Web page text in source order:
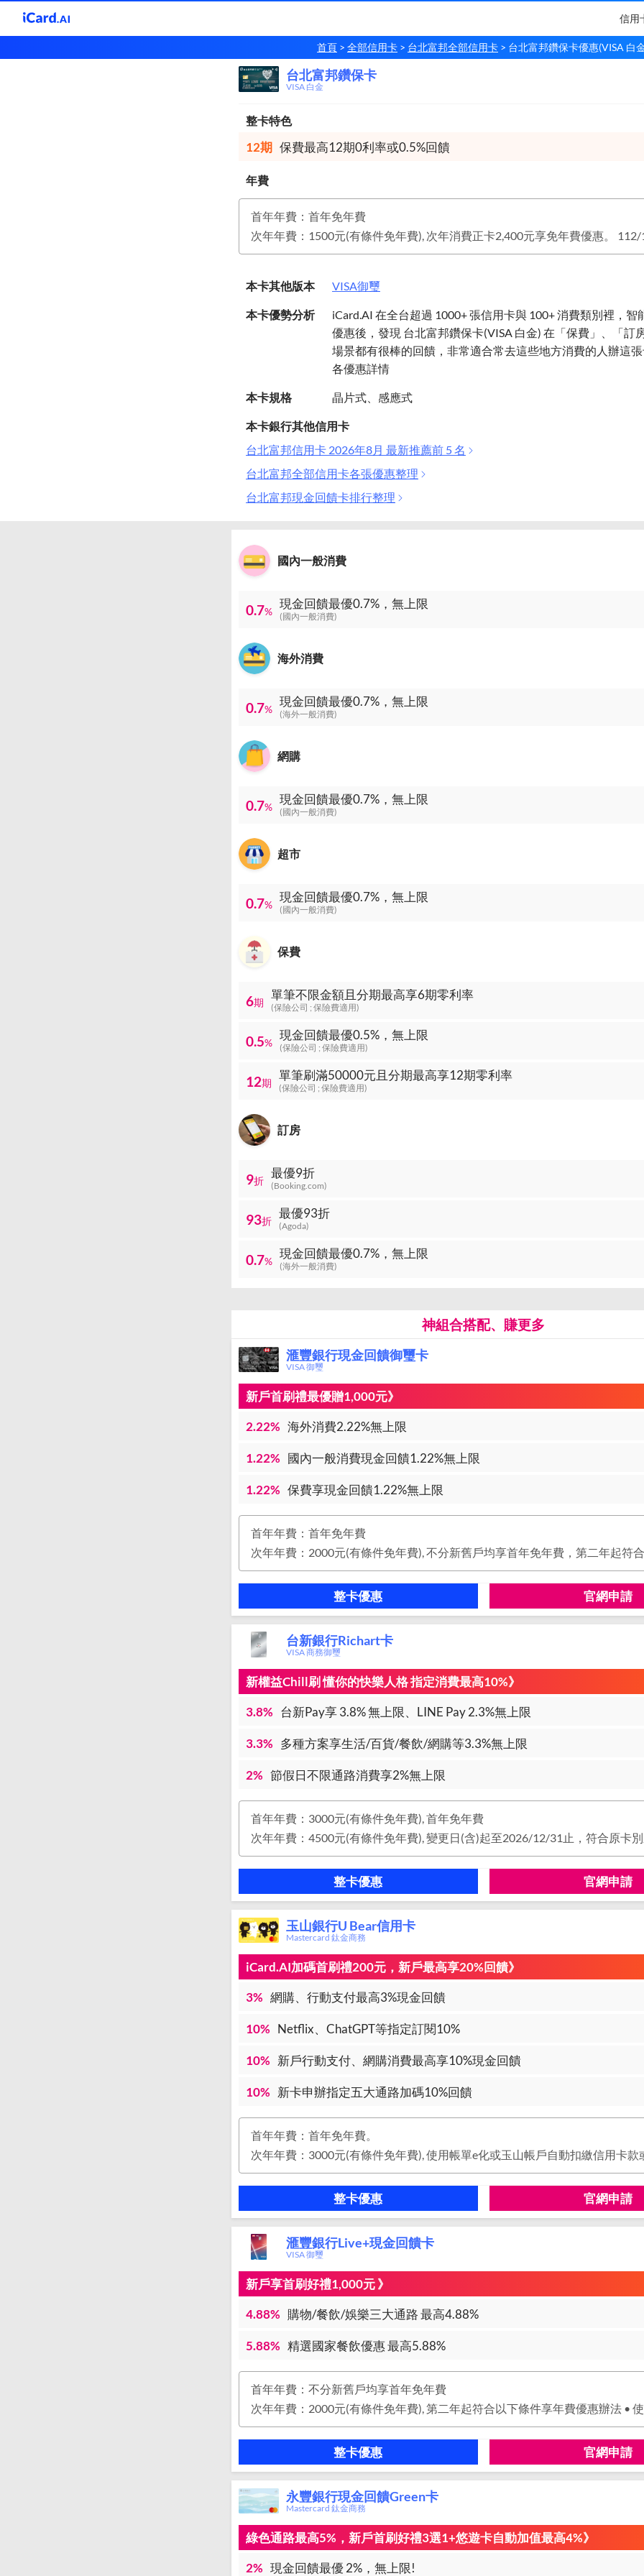
信用
首頁 全部信用卡 台北富邦全部信用卡 台北富邦鑽保卡優惠(VISA 白
台北富邦鑽保卡
台北富邦鑽保卡
VISA 白金
整卡特色
12期 保費最高12期0利率或0.5%回饋
年費
首年年費：首年免年費
本卡其他版本 VISA御璽
本卡優勢分析
iCard.AI 在全台超過 1000+ 張信用卡與 100+ 消費類別裡，智
優惠後，發現 台北富邦鑽保卡(VISA 白金) 在「保費」、「訂
場景都有很棒的回饋，非常適合常去這些地方消費的人辦這
各優惠詳情
本卡規格 晶片式、感應式
本卡銀行其他信用卡
台北富邦信用卡 2026年8月 最新推薦前 5 名
台北富邦全部信用卡各張優惠整理
台北富邦現金回饋卡排行整理
國內一般消費
0.7% 現金回饋最優0.7%，無上限
(國內一般消費)
海外消費
0.7% 現金回饋最優0.7%，無上限
(海外一般消費)
網購
0.7% 現金回饋最優0.7%，無上限
(國內一般消費)
超市
0.7% 現金回饋最優0.7%，無上限
(國內一般消費)
保費
6期 單筆不限金額且分期最高享6期零利率
(保險公司 ; 保險費適用)
0.5% 現金回饋最優0.5%，無上限
(保險公司 ; 保險費適用)
12期 單筆刷滿50000元且分期最高享12期零利率
(保險公司 ; 保險費適用)
訂房
9折 最優9折
(Booking.com)
93折 最優93折
(Agoda)
0.7% 現金回饋最優0.7%，無上限
(海外一般消費)
神組合搭配、賺更多
滙豐銀行現金回饋御璽卡
VISA 御璽
新戶首刷禮最優贈1,000元》
2.22% 海外消費2.22%無上限
1.22% 國內一般消費現金回饋1.22%無上限
1.22% 保費享現金回饋1.22%無上限
首年年費：首年免年費
整卡優惠 官網申請
台新銀行Richart卡
VISA 商務御璽
新權益Chill刷 懂你的快樂人格 指定消費最高10%》
3.8% 台新Pay享 3.8% 無上限、LINE Pay 2.3%無上限
3.3% 多種方案享生活/百貨/餐飲/網購等3.3%無上限
2% 節假日不限通路消費享2%無上限
首年年費：3000元(有條件免年費), 首年免年費
整卡優惠 官網申請
玉山銀行U Bear信用卡
Mastercard 鈦金商務
iCard.AI加碼首刷禮200元，新戶最高享20%回饋》
3% 網購、行動支付最高3%現金回饋
10% Netflix、ChatGPT等指定訂閱10%
10% 新戶行動支付、網購消費最高享10%現金回饋
10% 新卡申辦指定五大通路加碼10%回饋
首年年費：首年免年費。
整卡優惠 官網申請
滙豐銀行Live+現金回饋卡
VISA 御璽
新戶享首刷好禮1,000元 》
4.88% 購物/餐飲/娛樂三大通路 最高4.88%
5.88% 精選國家餐飲優惠 最高5.88%
首年年費：不分新舊戶均享首年免年費
整卡優惠 官網申請
永豐銀行現金回饋Green卡
Mastercard 鈦金商務
綠色通路最高5%，新戶首刷好禮3選1+悠遊卡自動加值最高4%》
2% 現金回饋最優 2%，無上限!